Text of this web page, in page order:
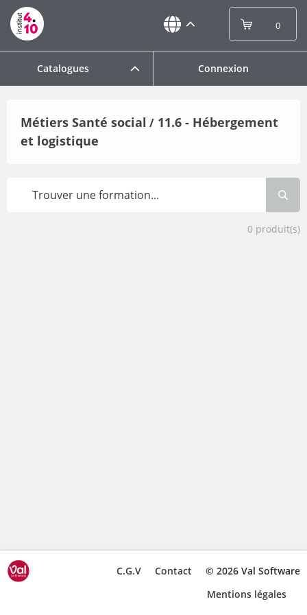
Catalogues Connexion
0
Métiers Santé social / 11.6 - Hébergement
et logistique
0 produit(s)
© 2026 Val Software
Contact
C.G.V
Mentions légales